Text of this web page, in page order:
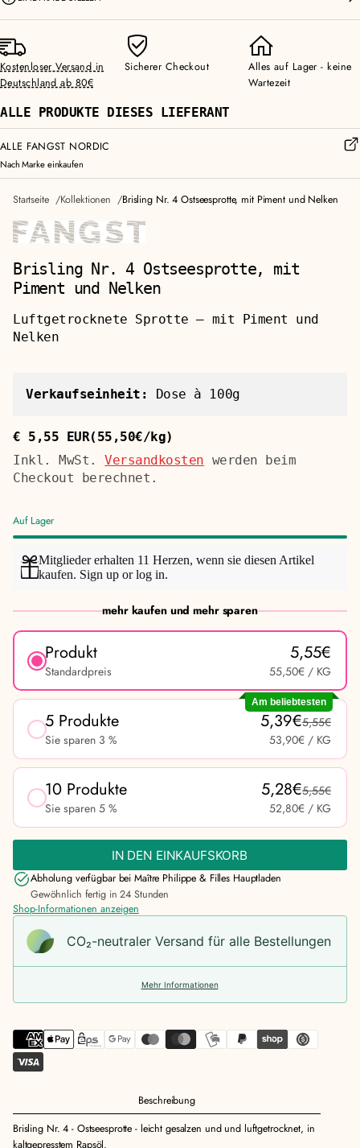
Kostenloser Versand in
Deutschland ab 80€
Sicherer Checkout
Alles auf Lager - keine
Wartezeit
ALLE PRODUKTE DIESES LIEFERANT
ALLE FANGST NORDIC
Nach Marke einkaufen
Startseite Kollektionen Brisling Nr. 4 Ostseesprotte, mit Piment und Nelken
Brisling Nr. 4 Ostseesprotte, mit
Piment und Nelken
Luftgetrocknete Sprotte — mit Piment und
Nelken
Verkaufseinheit: Dose à 100g
Regulärer
Preis
€ 5,55 EUR
Stückpreis(55,50€/kg)
Inkl. MwSt.Versandkosten werden beim
Checkout berechnet.
Auf Lager
Mitglieder erhalten 11 Herzen, wenn sie diesen Artikel
kaufen. Sign up orlog in.
mehr kaufen und mehr sparen
Produkt
Standardpreis
5,55€
55,50€ / KG
Am beliebtesten
5 Produkte
Sie sparen 3 %
5,39€5,55€
53,90€ / KG
10 Produkte
Sie sparen 5 %
5,28€5,55€
52,80€ / KG
IN DEN EINKAUFSKORB
Abholung verfügbar beiMaître Philippe & Filles Hauptladen
Gewöhnlich fertig in 24 Stunden
Shop-Informationen anzeigen
CO₂-neu­t­raler Versand für alle Bestellungen
Mehr Informationen
Beschreibung
Brisling Nr. 4 - Ostseesprotte - leicht gesalzen und und luftgetrocknet, in
kaltgepresstem Rapsöl.